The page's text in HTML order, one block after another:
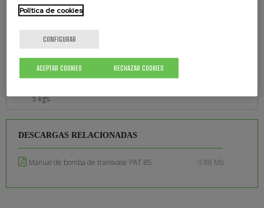
3/4'' npt (f)
Teflón
PESO
5 kgs.
DESCARGAS RELACIONADAS
Manual de bomba de transvase PAT BS 0.88 Mb.
Política de cookies
CONFIGURAR
RECHAZAR COOKIES
ACEPTAR COOKIES